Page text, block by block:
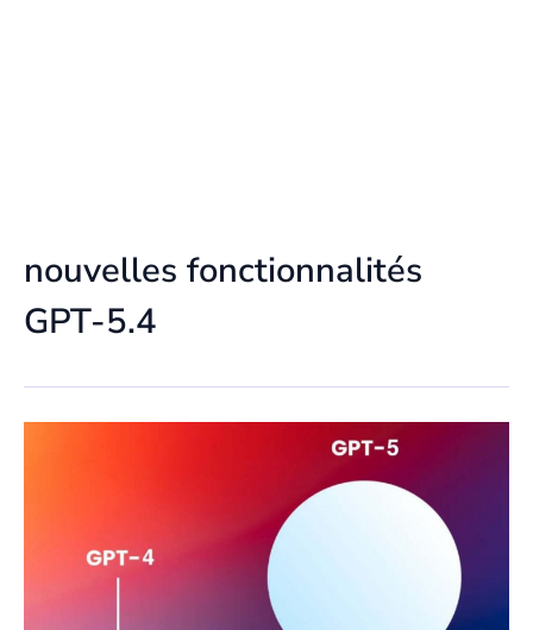
nouvelles fonctionnalités
GPT-5.4